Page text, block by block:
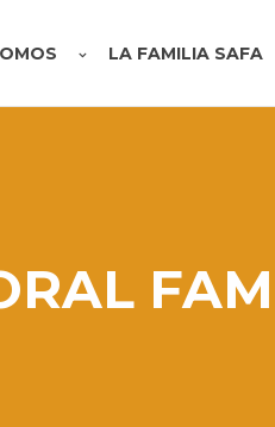
LA FAMILIA SAFA